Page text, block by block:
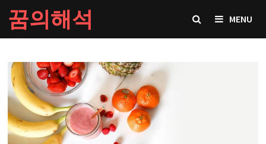
Skip
to
content
꿈의해석 MENU